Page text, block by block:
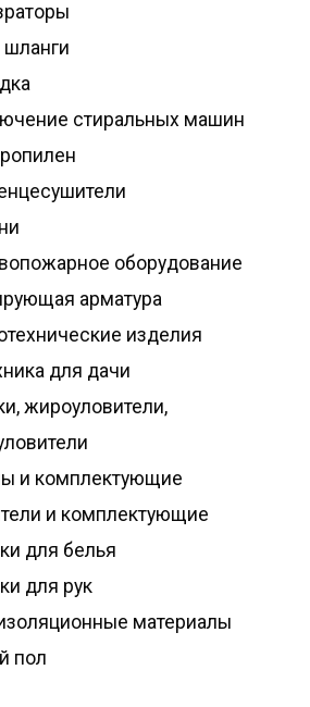
стиральных машин
оборудование
арматура
изделия
для дачи
жироуловители,
и комплектующие
и комплектующие
для белья
для рук
материалы
пол